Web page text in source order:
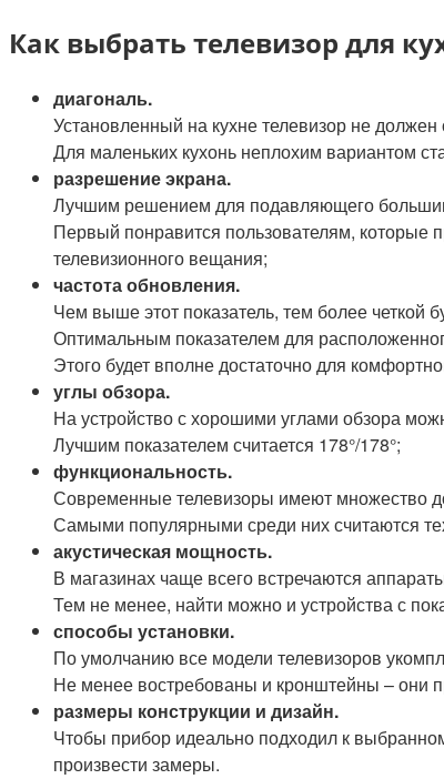
Как выбрать телевизор для
диагональ.
Установленный на кухне телевизор не
Для маленьких кухонь неплохим вариантом
разрешение экрана.
Лучшим решением для подавляющего
Первый понравится пользователям, которые
телевизионного вещания;
частота обновления.
Чем выше этот показатель, тем более четкой
Оптимальным показателем для
Этого будет вполне достаточно для
углы обзора.
На устройство с хорошими углами обзора
Лучшим показателем считается 178°/178°;
функциональность.
Современные телевизоры имеют множество
Самыми популярными среди них считаются
акустическая мощность.
В магазинах чаще всего встречаются
Тем не менее, найти можно и устройства с
способы установки.
По умолчанию все модели телевизоров
Не менее востребованы и кронштейны – они
размеры конструкции и дизайн.
Чтобы прибор идеально подходил к
произвести замеры.